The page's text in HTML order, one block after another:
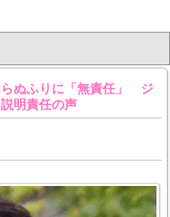
らぬふりに「無責任」 ジ
明責任の声